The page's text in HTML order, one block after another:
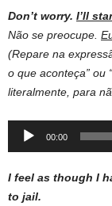
Don’t worry. I’ll
Não se preocupe.
(Repare na
o que aconteça” ou
literalmente, para
Audio
00:00
I feel as though I
to jail.